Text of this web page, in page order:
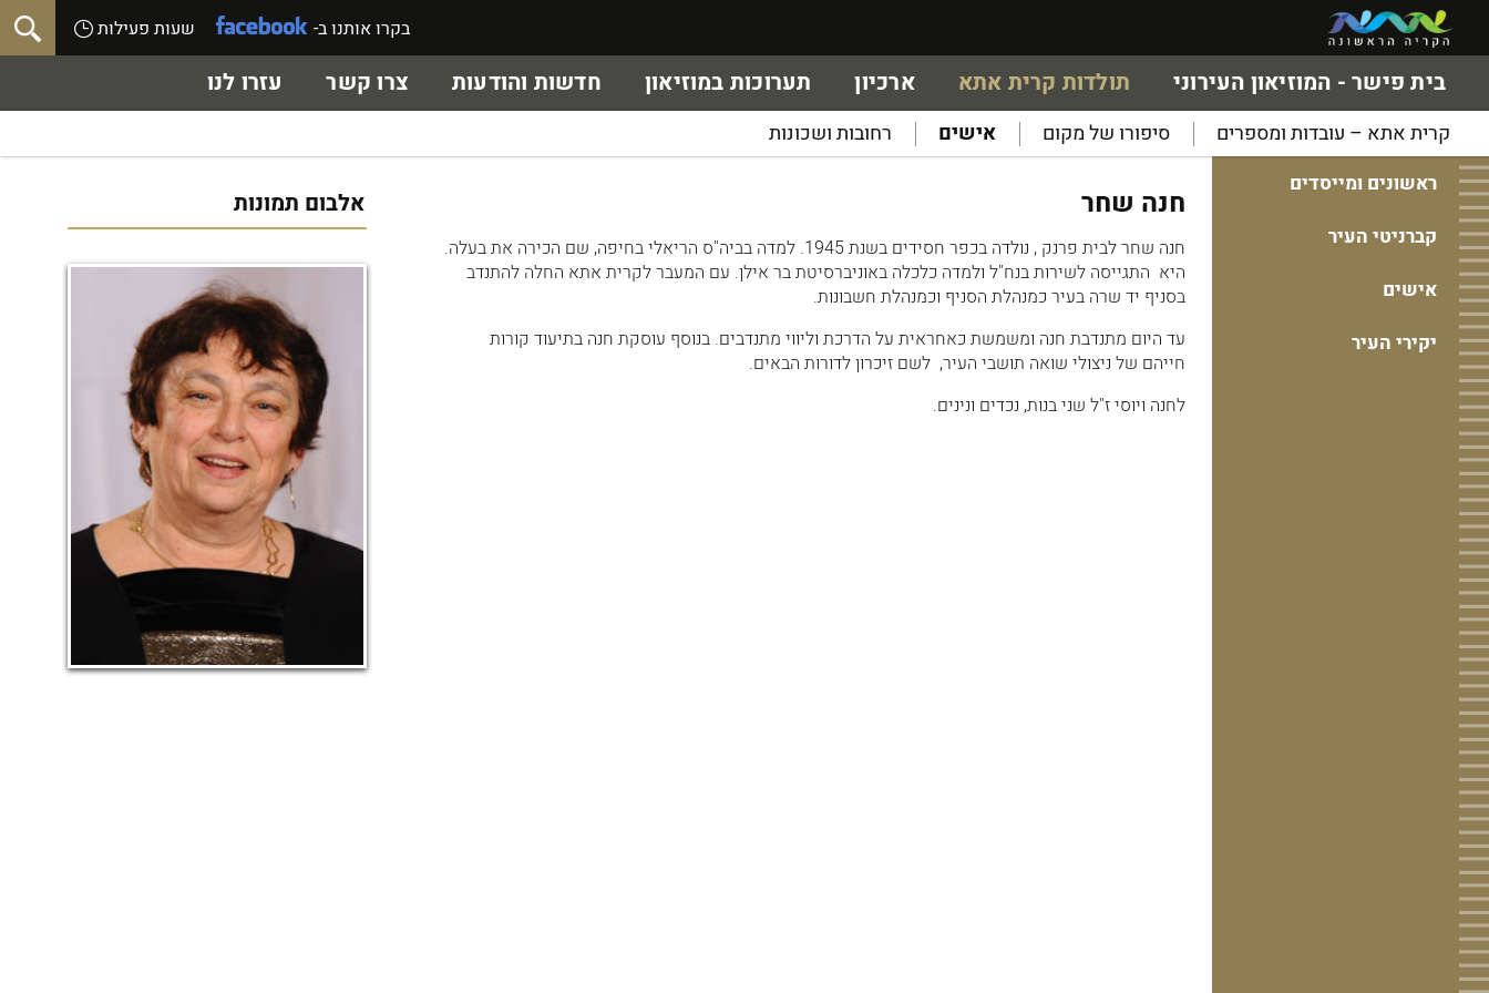
בקרו אותנו ב- שעות פעילות
בית פישר - המוזיאון העירוני תולדות קרית אתא
קרית אתא – עובדות ומספרים סיפורו של מקום אישים רחובות ושכונות
ארכיון תערוכות במוזיאון חדשות והודעות צרו קשר עזרו לנו
ראשונים ומייסדים
קברניטי העיר
אישים
יקירי העיר
חנה שחר
חנה שחר לבית פרנק , נולדה בכפר חסידים בשנת 1945. למדה בביה"ס הריאלי בחיפה, שם הכירה את בעלה.
היא התגייסה לשירות בנח"ל ולמדה כלכלה באוניברסיטת בר אילן. עם המעבר לקרית אתא החלה להתנדב
בסניף יד שרה בעיר כמנהלת הסניף וכמנהלת חשבונות.
עד היום מתנדבת חנה ומשמשת כאחראית על הדרכת וליווי מתנדבים. בנוסף עוסקת חנה בתיעוד קורות
חייהם של ניצולי שואה תושבי העיר, לשם זיכרון לדורות הבאים.
לחנה ויוסי ז"ל שני בנות, נכדים ונינים.
אלבום תמונות